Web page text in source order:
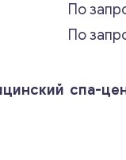
По
По
спа-